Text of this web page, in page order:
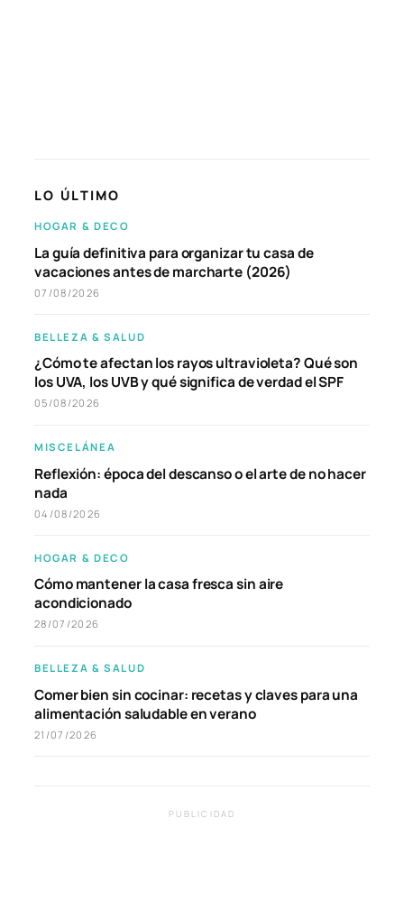
LO ÚLTIMO
HOGAR & DECO
La guía definitiva para organizar tu casa de
vacaciones antes de marcharte (2026)
07/08/2026
BELLEZA & SALUD
¿Cómo te afectan los rayos ultravioleta? Qué son
los UVA, los UVB y qué significa de verdad el SPF
05/08/2026
MISCELÁNEA
Reflexión: época del descanso o el arte de no hacer
nada
04/08/2026
HOGAR & DECO
Cómo mantener la casa fresca sin aire
acondicionado
28/07/2026
BELLEZA & SALUD
Comer bien sin cocinar: recetas y claves para una
alimentación saludable en verano
21/07/2026
PUBLICIDAD